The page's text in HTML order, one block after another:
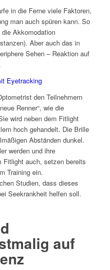
in die Ferne viele Faktoren,
man auch spüren kann. So
Akkomodation
Aber auch das in
Sehen – Reaktion auf
den Teilnehmern
Renner“, wie die
wird neben dem Fitlight
hoch gehandelt. Die Brille
Abständen dunkel.
werden und ihre
Fitlight auch, setzen bereits
Training ein.
Studien, dass dieses
Seekrankheit helfen soll.
auf